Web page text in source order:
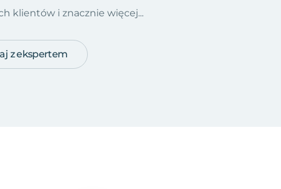
klientów i znacznie więcej...
z ekspertem